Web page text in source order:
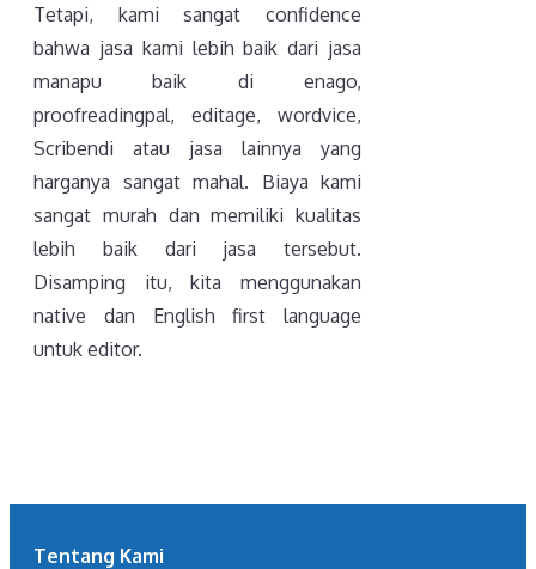
Tetapi, kami sangat confidence
bahwa jasa kami lebih baik dari jasa
manapu baik di enago,
proofreadingpal, editage, wordvice,
Scribendi atau jasa lainnya yang
harganya sangat mahal. Biaya kami
sangat murah dan memiliki kualitas
lebih baik dari jasa tersebut.
Disamping itu, kita menggunakan
native dan English first language
untuk editor.
Tentang Kami